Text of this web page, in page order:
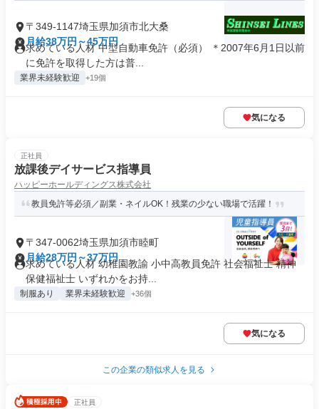
〒349-1147埼玉県加須市北大桑
月給38万円～45万円
求めている人材 中型自動車免許（必須） ＊2007年6月1日以前
に免許を取得した方は普...
業界未経験歓迎 +19個
気になる
正社員
放課後デイサービス指導員
ハッピーホールディングス株式会社
教員免許等必須／副業・ネイルOK！残業の少ない職場で活躍！
〒347-0062埼玉県加須市睦町
月給28万円～37万円
求めている人材 幼稚園教諭 小中高教員免許 社会福祉士 精神
保健福祉士 いずれかをお持...
制服あり 業界未経験歓迎 +36個
気になる
この企業の類似求人を見る
正社員